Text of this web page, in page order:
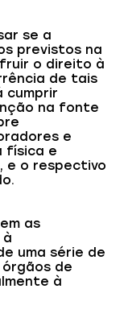
se a
previstos na
o direito à
de tais
cumprir
na fonte
e
física e
e o respectivo
as
à
uma série de
de
à